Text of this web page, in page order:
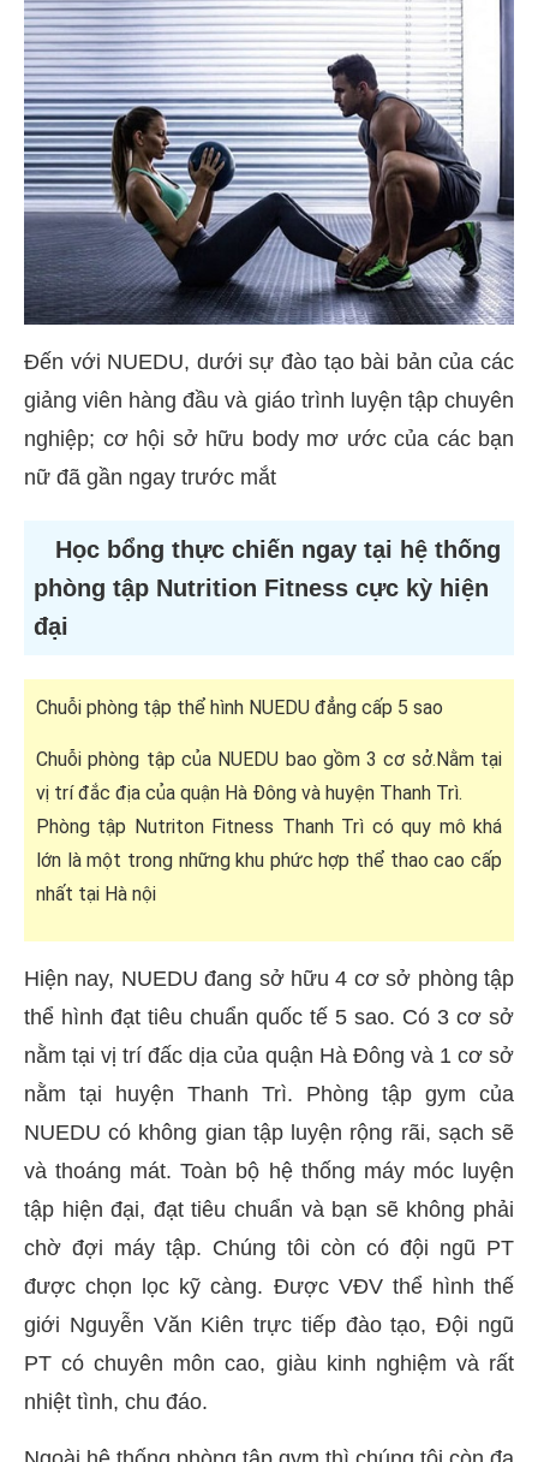
Đến với NUEDU, dưới sự đào tạo bài bản của các
giảng viên hàng đầu và giáo trình luyện tập chuyên
nghiệp; cơ hội sở hữu body mơ ước của các bạn
nữ đã gần ngay trước mắt
Học bổng thực chiến ngay tại hệ thống
phòng tập Nutrition Fitness cực kỳ hiện
đại
Chuỗi phòng tập thể hình NUEDU đẳng cấp 5 sao
Chuỗi phòng tập của NUEDU bao gồm 3 cơ sở.Nằm tại
vị trí đắc địa của quận Hà Đông và huyện Thanh Trì.
Phòng tập Nutriton Fitness Thanh Trì có quy mô khá
lớn là một trong những khu phức hợp thể thao cao cấp
nhất tại Hà nội
Hiện nay, NUEDU đang sở hữu 4 cơ sở phòng tập
thể hình đạt tiêu chuẩn quốc tế 5 sao. Có 3 cơ sở
nằm tại vị trí đấc dịa của quận Hà Đông và 1 cơ sở
nằm tại huyện Thanh Trì. Phòng tập gym của
NUEDU có không gian tập luyện rộng rãi, sạch sẽ
và thoáng mát. Toàn bộ hệ thống máy móc luyện
tập hiện đại, đạt tiêu chuẩn và bạn sẽ không phải
chờ đợi máy tập. Chúng tôi còn có đội ngũ PT
được chọn lọc kỹ càng. Được VĐV thể hình thế
giới Nguyễn Văn Kiên trực tiếp đào tạo, Đội ngũ
PT có chuyên môn cao, giàu kinh nghiệm và rất
nhiệt tình, chu đáo.